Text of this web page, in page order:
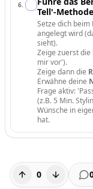
6.
Tell'-Methode
Setze dich beim
angelegt wird
sieht).
Zeige zuerst die
mir vor').
Zeige dann die
Erwähne deine
Frage aktiv:
(z.B. 5 Min.
Wünsche in
hat.
0